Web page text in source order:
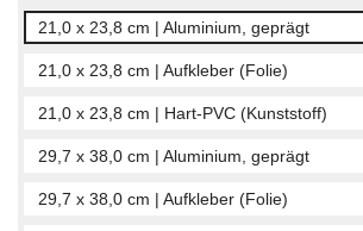
21,0 x 23,8 cm | Aluminium, geprägt
21,0 x 23,8 cm | Aufkleber (Folie)
21,0 x 23,8 cm | Hart-PVC (Kunststoff)
29,7 x 38,0 cm | Aluminium, geprägt
29,7 x 38,0 cm | Aufkleber (Folie)